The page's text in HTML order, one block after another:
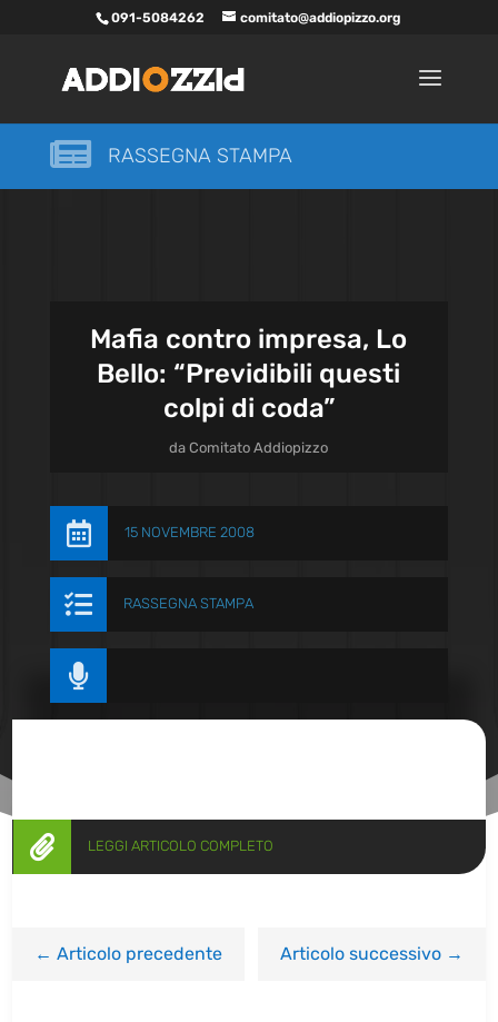
091-5084262 comitato@addiopizzo.org
 RASSEGNA STAMPA
Mafia contro impresa, Lo
Bello: “Previdibili questi
colpi di coda”
daComitato Addiopizzo
 15 NOVEMBRE 2008
 RASSEGNA STAMPA

 LEGGI ARTICOLO COMPLETO
←Articolo precedente Articolo successivo→